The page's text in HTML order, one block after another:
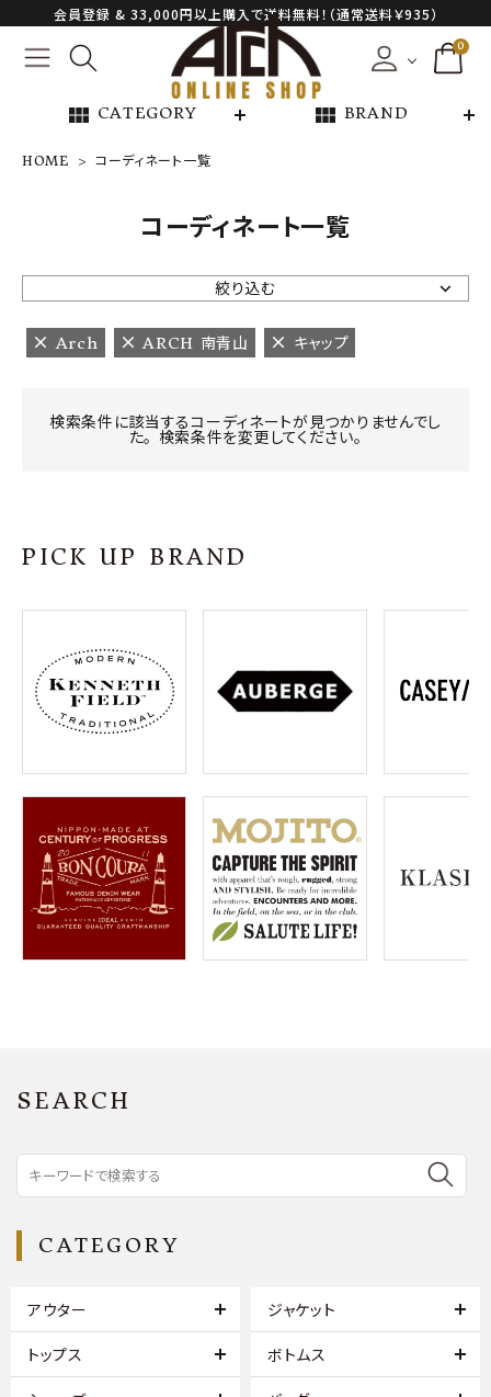
会員登録 & 33,000円以上購入で送料無料！（通常送料￥935）
0
view_module CATEGORY view_module BRAND
NEW ARRIVAL
ARCH EXCLUSIVE
BRAND
INFORMATION
ご利用ガイド
プライバシーポリシー
特定商取引法について
お問い合わせ
OFFICIAL WEB SITE
ACCOUNT MENU
ようこそ ゲスト 様
meeting_room ログイン 会員登録
HOME コーディネート一覧
コーディネート一覧
絞り込む
Arch ARCH 南青山 キャップ
検索条件に該当するコーディネートが見つかりませんでし
た。 検索条件を変更してください。
PICK UP BRAND
SEARCH
CATEGORY
アウター ジャケット
トップス ボトムス